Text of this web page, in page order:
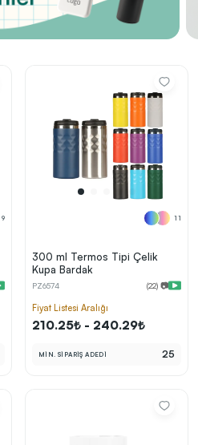
Baskı ve Adet
Yap!
ürününü özelleştirmek için renk, baskı
en uygun fiyatlarla
bekliyor.
Adıma İlerle
9 11
300 ml Termos Tipi Çelik
Kupa Bardak
PZ6574 (22) 📷
Fiyat Listesi Aralığı
210.25₺ - 240.29₺
MİN. SİPARİŞ ADEDİ 25